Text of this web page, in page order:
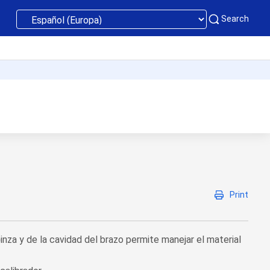
Search
Print
y de la cavidad del brazo permite manejar el material